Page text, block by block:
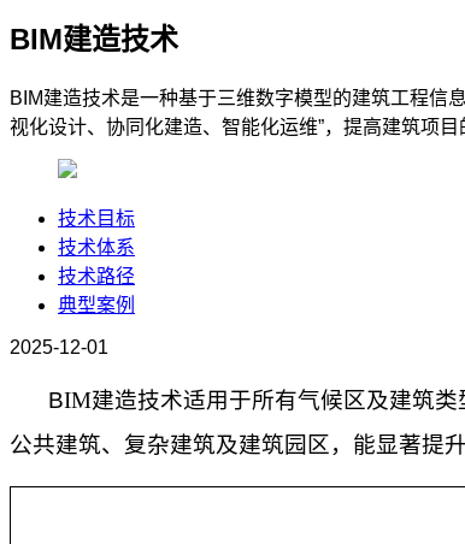
BIM建造技术
BIM建造技术是一种基于三维数字模型的建筑工程信
视化设计、协同化建造、智能化运维”，提高建筑项
技术目标
技术体系
技术路径
典型案例
2025-12-01
BIM建造技术适用于所有气候区及建筑
公共建筑、复杂建筑及建筑园区，能显著提